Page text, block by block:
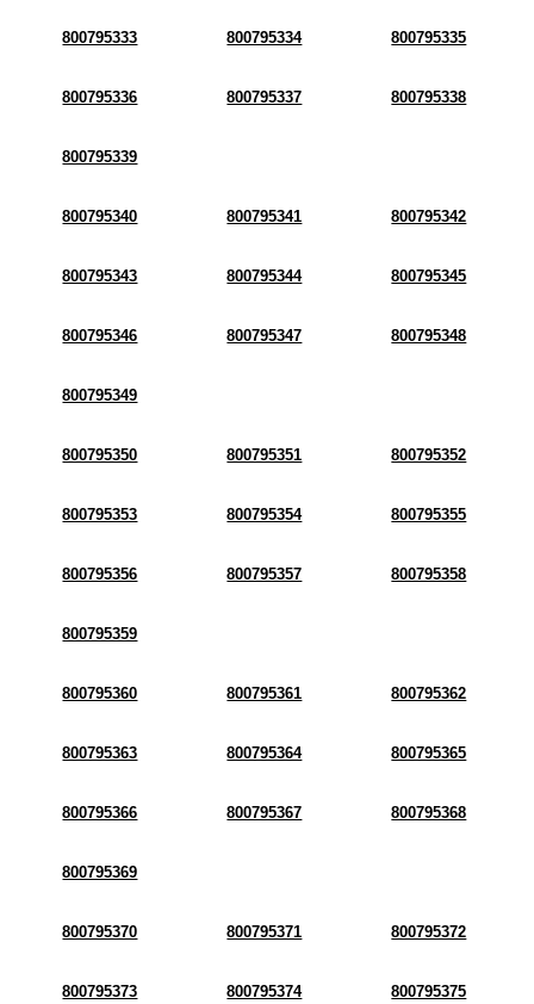
800795333 800795334 800795335
800795336 800795337 800795338
800795339
800795340 800795341 800795342
800795343 800795344 800795345
800795346 800795347 800795348
800795349
800795350 800795351 800795352
800795353 800795354 800795355
800795356 800795357 800795358
800795359
800795360 800795361 800795362
800795363 800795364 800795365
800795366 800795367 800795368
800795369
800795370 800795371 800795372
800795373 800795374 800795375